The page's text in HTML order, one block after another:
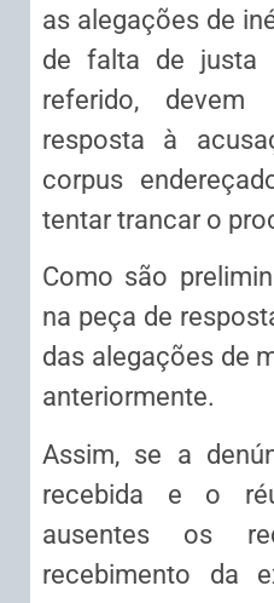
as alegações de
de falta de justa
referido,
resposta à
corpus
tentar trancar o
Como são
na peça de
das alegações de
anteriormente.
Assim, se a
recebida e o
ausentes os
recebimento da